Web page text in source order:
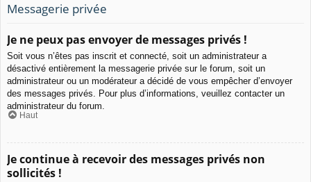
Messagerie privée
Je ne peux pas envoyer de messages privés !
Soit vous n’êtes pas inscrit et connecté, soit un administrateur a
désactivé entièrement la messagerie privée sur le forum, soit un
administrateur ou un modérateur a décidé de vous empêcher d’envoyer
des messages privés. Pour plus d’informations, veuillez contacter un
administrateur du forum.
Haut
Je continue à recevoir des messages privés non
sollicités !